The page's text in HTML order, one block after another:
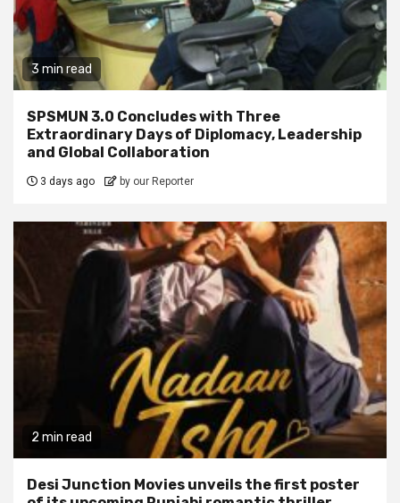
3 min read
SPSMUN 3.0 Concludes with Three
Extraordinary Days of Diplomacy, Leadership
and Global Collaboration
3 days ago by our Reporter
2 min read
Desi Junction Movies unveils the first poster